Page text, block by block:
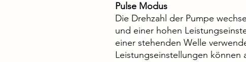
Pulse Modus
Die Drehzahl der Pumpe
und einer hohen
einer stehenden Welle
Leistungseinstellungen